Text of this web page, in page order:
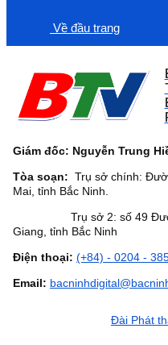
Về đầu trang
Giám đốc: Nguyễn Trung
Tòa soạn: Trụ sở chính:
Mai, tỉnh Bắc Ninh.
Trụ sở 2: số 49 Đường
Giang, tỉnh Bắc Ninh
Điện thoại: (+84) - 0204 -
Email:
Đài Phát